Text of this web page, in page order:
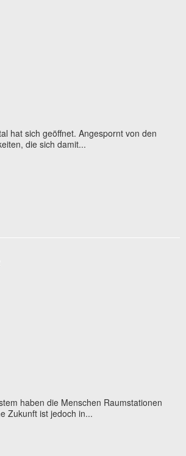
hat sich geöffnet. Angespornt von den
die sich damit...
haben die Menschen Raumstationen
Zukunft ist jedoch in...